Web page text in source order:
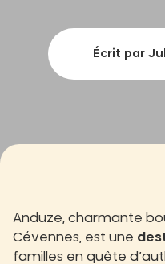
Écrit par
Anduze, charmante
Cévennes, est une
familles en quête